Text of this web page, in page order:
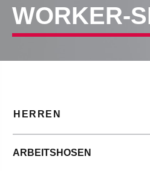
WORKER-
HERREN
ARBEITSHOSEN